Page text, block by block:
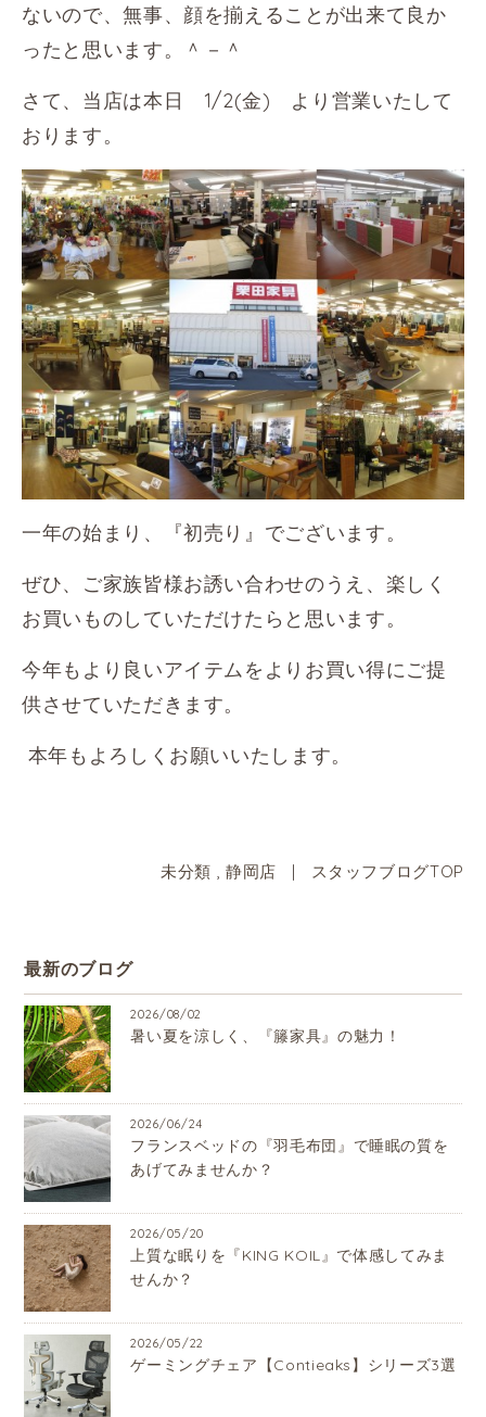
ないので、無事、顔を揃えることが出来て良か
ったと思います。＾－＾
さて、当店は本日 1/2(金) より営業いたして
おります。
一年の始まり、『初売り』でございます。
ぜひ、ご家族皆様お誘い合わせのうえ、楽しく
お買いものしていただけたらと思います。
今年もより良いアイテムをよりお買い得にご提
供させていただきます。
本年もよろしくお願いいたします。
未分類 , 静岡店 | スタッフブログTOP
最新のブログ
2026/08/02
暑い夏を涼しく、『籐家具』の魅力！
2026/06/24
フランスベッドの『羽毛布団』で睡眠の質を
あげてみませんか？
2026/05/20
上質な眠りを『KING KOIL』で体感してみま
せんか？
2026/05/22
ゲーミングチェア【Contieaks】シリーズ3選